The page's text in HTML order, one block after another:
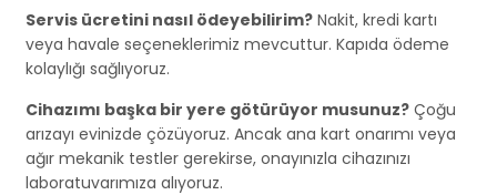
Servis ücretini nasıl ödeyebilirim? Nakit, kredi kartı
veya havale seçeneklerimiz mevcuttur. Kapıda ödeme
kolaylığı sağlıyoruz.
Cihazımı başka bir yere götürüyor musunuz? Çoğu
arızayı evinizde çözüyoruz. Ancak ana kart onarımı veya
ağır mekanik testler gerekirse, onayınızla cihazınızı
laboratuvarımıza alıyoruz.